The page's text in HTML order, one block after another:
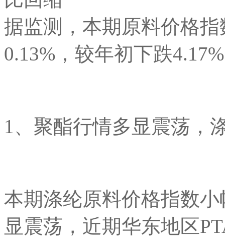
据监测，本期原料价格
0.13%，较年初下跌
1、聚酯行情多显震荡，
本期涤纶原料价格指数
显震荡，近期华东地区